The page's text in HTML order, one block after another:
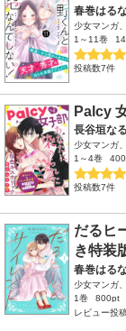
春巻はる
少女マンガ
1～11巻
投稿数7件
Palcy
長谷垣な
少女マンガ
1～4巻
投稿数7件
だるヒ
き特装
春巻はる
少女マンガ
1巻
800pt
レビュー投